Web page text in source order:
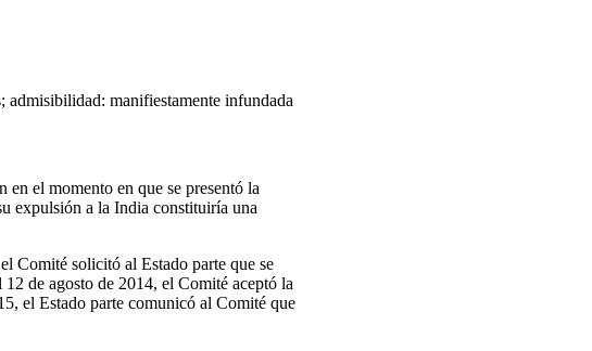
manifiestamente infundada
el momento en que se presentó la
expulsión a la India constituiría una
Comité solicitó al Estado parte que se
de agosto de 2014, el Comité aceptó la
el Estado parte comunicó al Comité que